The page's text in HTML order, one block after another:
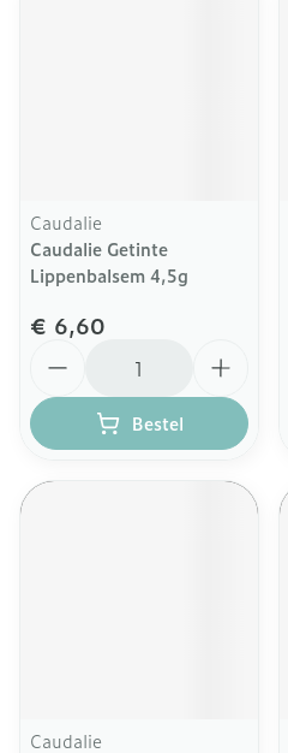
Caudalie
Caudalie Getinte
Lippenbalsem 4,5g
€ 6,60
Bestel
Caudalie